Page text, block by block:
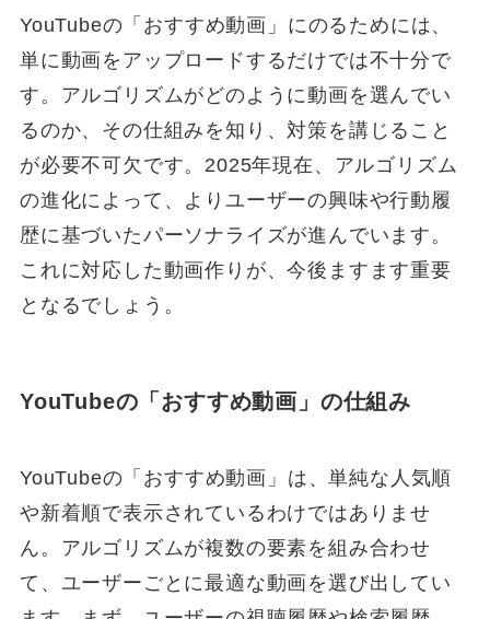
YouTubeの「おすすめ動画」にのるためには、
単に動画をアップロードするだけでは不十分で
す。アルゴリズムがどのように動画を選んでい
るのか、その仕組みを知り、対策を講じること
が必要不可欠です。2025年現在、アルゴリズム
の進化によって、よりユーザーの興味や行動履
歴に基づいたパーソナライズが進んでいます。
これに対応した動画作りが、今後ますます重要
となるでしょう。
YouTubeの「おすすめ動画」の仕組み
YouTubeの「おすすめ動画」は、単純な人気順
や新着順で表示されているわけではありませ
ん。アルゴリズムが複数の要素を組み合わせ
て、ユーザーごとに最適な動画を選び出してい